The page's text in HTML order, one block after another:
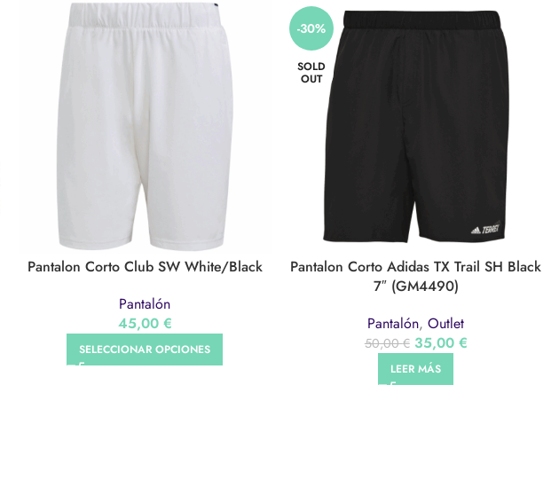
Pantalon Corto Club SW White/Black
Pantalón
45,00 €
SELECCIONAR OPCIONES
-30%
SOLD
OUT
Pantalon Corto Adidas TX Trail SH Black
7″ (GM4490)
Pantalón,Outlet
50,00€ 35,00 €
LEER MÁS